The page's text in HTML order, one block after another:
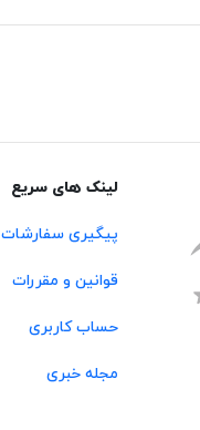
لینک های سریع
پیگیری سفارشات
قوانین و مقررات
حساب کاربری
مجله خبری